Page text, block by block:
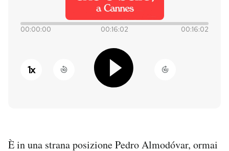
SHOP
00:00:00 00:16:02 00:16:02
1x
È in una strana posizione Pedro Almodóvar, ormai